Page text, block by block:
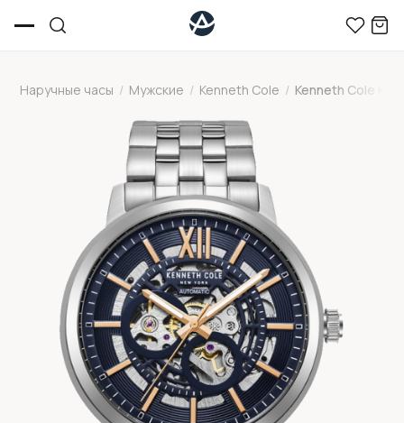
Наручные часы / Мужские / Kenneth Cole / Kenneth Cole